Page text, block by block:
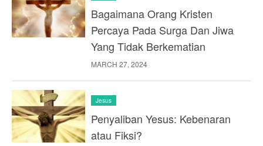
Bagaimana Orang Kristen
Percaya Pada Surga Dan Jiwa
Yang Tidak Berkematian
MARCH 27, 2024
Jesus
Penyaliban Yesus: Kebenaran
atau Fiksi?